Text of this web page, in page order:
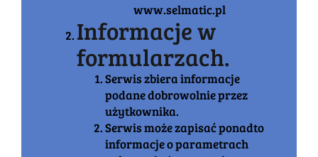
www.selmatic.pl
Informacje w
formularzach.
Serwis zbiera informacje
podane dobrowolnie przez
użytkownika.
Serwis może zapisać ponadto
informacje o parametrach